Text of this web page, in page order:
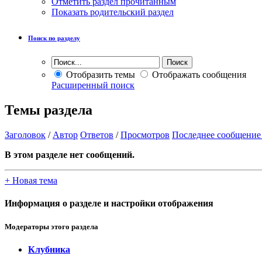
Показать родительский раздел
Поиск по разделу
Отобразить темы
Отображать сообщения
Расширенный поиск
Темы раздела
Заголовок / Автор Ответов /Просмотров Последнее сообщение
В этом разделе нет сообщений.
+ Новая тема
Информация о разделе и настройки отображения
Модераторы этого раздела
Клубника